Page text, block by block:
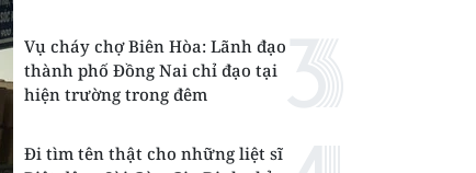
Vụ cháy chợ Biên Hòa: Lãnh đạo
thành phố Đồng Nai chỉ đạo tại
hiện trường trong đêm
Đi tìm tên thật cho những liệt sĩ